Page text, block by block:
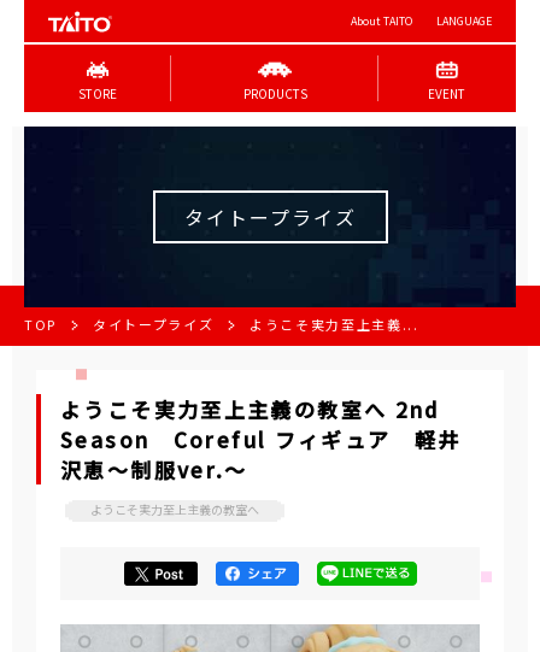
About TAITO LANGUAGE
STORE PRODUCTS EVENT
タイトープライズ
TOP タイトープライズ ようこそ実力至上主義...
ようこそ実力至上主義の教室へ 2nd
Season Coreful フィギュア 軽井
沢恵～制服ver.～
ようこそ実力至上主義の教室へ